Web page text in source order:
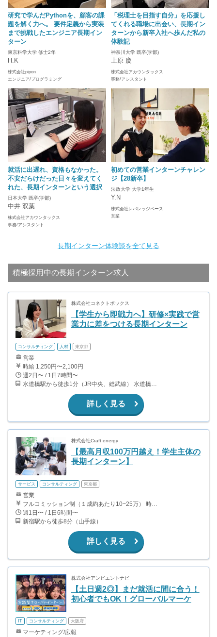
研究で学んだPythonを、顧客の課
題を解く力へ。 要件定義から実装
まで挑戦したエンジニア長期イン
ターン
東京科学大学 修士2年
H.K
株式会社pipon
エンジニア/プログラミング
「税理士を目指す自分」を応援し
てくれる職場に出会い、長期イン
ターンから新卒入社へ歩んだ私の
体験記
神奈川大学 既卒(学部)
上原 慶
株式会社アカウンタックス
事務/アシスタント
就活に出遅れ、資格もなかった。
不安だらけだった日々を変えてく
れた、長期インターンという選択
日本大学 既卒(学部)
中井 双葉
株式会社アカウンタックス
事務/アシスタント
初めての営業インターンチャレン
ジ【28新卒】
法政大学 大学1年生
Y.N
株式会社レバレッジベース
営業
長期インターン体験談を全て見る
積極採用中の長期インターン求人
株式会社コネクトボックス
【学生から即戦力へ】研修×実践で営
業力に差をつける長期インターン
コンサルティング 人材 東京都
営業
時給 1,250円〜2,100円
週2日〜 / 1日7時間〜
水道橋駅から徒歩1分（JR中央、総武線） 水道橋駅から徒歩6分（都営三田線）
詳しく見る
株式会社Craft energy
【最高月収100万円越え！学生主体の
長期インターン】
サービス コンサルティング 東京都
営業
フルコミッション制（１成約あたり10~25万） 時給換算で（2000円〜2500円）程度が目安となります。 月100万を稼ぐ学生多数在籍しています。 ■収入例 〇入社1か月目（早稲田大学2年生） 役職：アポインター 月間1契約×10万円＝10万円 ＋交通費 〇入社3か月目（明治大学2年生） 役職：アポインター 月間2契約×13万円＝26万円 ＋交通費 〇入社6か月目（慶應義塾大学3年生） 役職：アポインター 月間5契約×15万円＝75万円 ＋交通費 〇入社15か月目（東京大学3年生） 役職：クローザー 月間3契約×25万=75万円 ＋交通費 交通費支給あり
週1日〜 / 1日6時間〜
新宿駅から徒歩8分（山手線）
詳しく見る
株式会社アンビエントナビ
【土日週2◎】まだ就活に間に合う！
初心者でもOK！グローバルマーケ
IT コンサルティング 大阪府
マーケティング/広報